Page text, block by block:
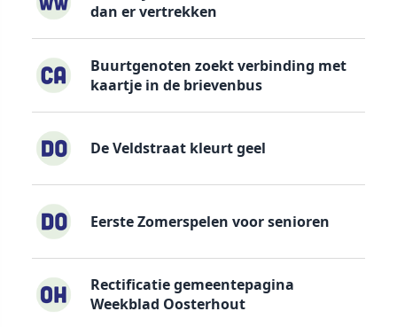
dan er vertrekken
Buurtgenoten zoekt verbinding met
kaartje in de brievenbus
De Veldstraat kleurt geel
Eerste Zomerspelen voor senioren
Rectificatie gemeentepagina
Weekblad Oosterhout